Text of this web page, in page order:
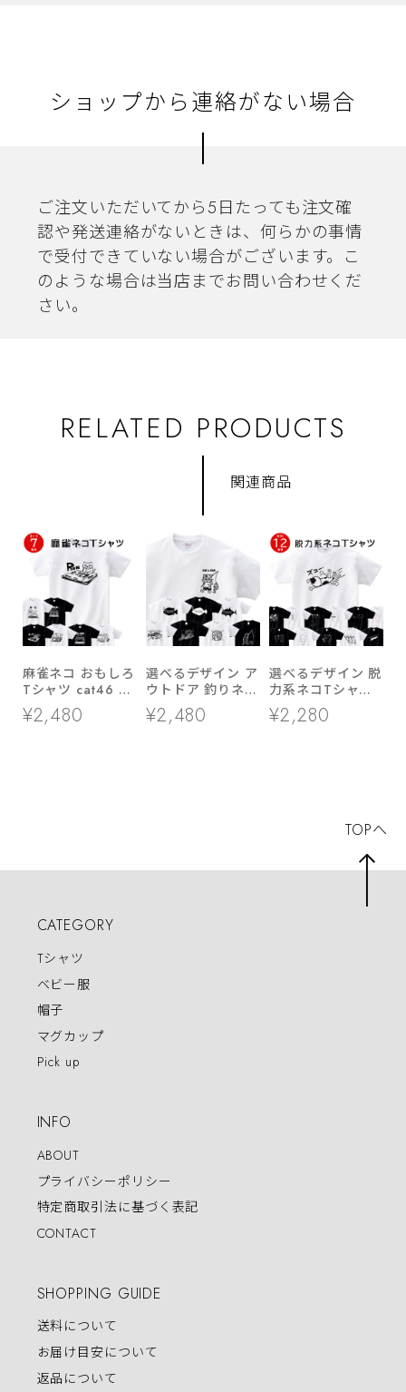
ショップから連絡がない場合
ご注文いただいてから5日たっても注文確
認や発送連絡がないときは、何らかの事情
で受付できていない場合がございます。こ
のような場合は当店までお問い合わせくだ
さい。
RELATED PRODUCTS
関連商品
麻雀ネコ おもしろ
Tシャツ cat46 国
士無双 緑一色 大
三元 九連宝燈 ロ
¥2,480
選べるデザイン ア
ウトドア 釣りネコ
Tシャツ sp10 釣
り ブラックバス
¥2,480
選べるデザイン 脱
力系ネコTシャツ
cat69 ゆるいイラ
スト 半袖・長袖
¥2,280
CATEGORY
Tシャツ
ベビー服
帽子
マグカップ
Pick up
INFO
ABOUT
プライバシーポリシー
特定商取引法に基づく表記
CONTACT
SHOPPING GUIDE
送料について
お届け目安について
返品について
TOPへ